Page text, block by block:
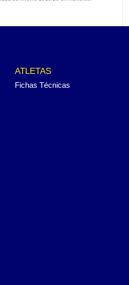
ATLETAS
Fichas Técnicas